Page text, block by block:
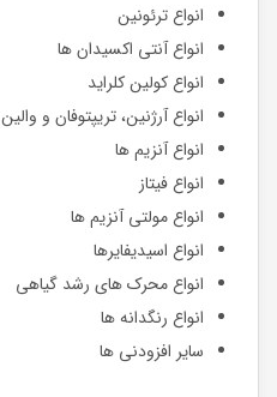
انواع ترئونین
انواع آنتی اکسیدان ها
انواع کولین کلراید
انواع آرژنین، تریپتوفان و والین
انواع آنزیم ها
انواع فیتاز
انواع مولتی آنزیم ها
انواع اسیدیفایرها
انواع محرک های رشد گیاهی
انواع رنگدانه ها
سایر افزودنی ها